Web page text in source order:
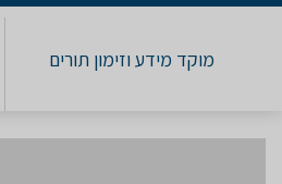
מוקד מידע וזימון תורים